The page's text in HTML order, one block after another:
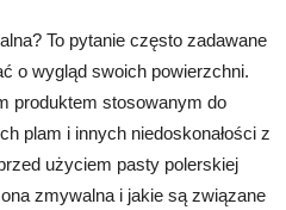
To pytanie często zadawane
o wygląd swoich powierzchni.
produktem stosowanym do
plam i innych niedoskonałości z
użyciem pasty polerskiej
zmywalna i jakie są związane